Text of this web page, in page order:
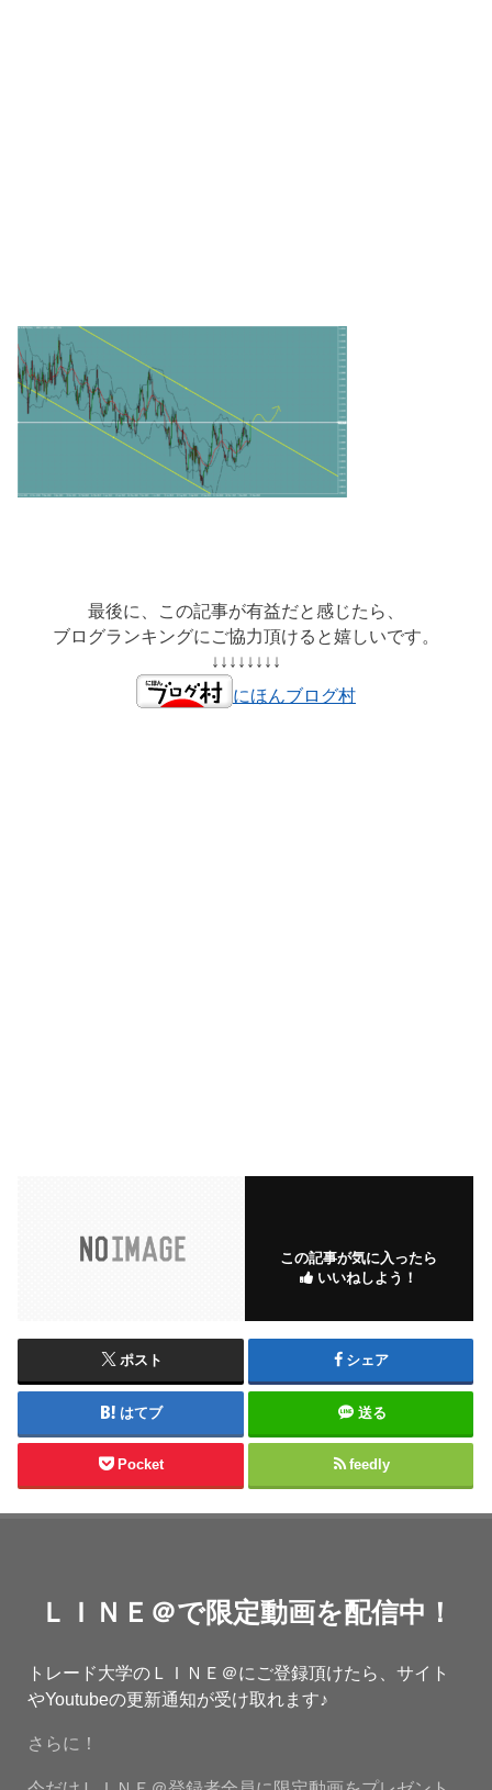
最後に、この記事が有益だと感じたら、
ブログランキングにご協力頂けると嬉しいです。
↓↓↓↓↓↓↓↓
にほんブログ村
この記事が気に入ったら
いいねしよう！
ポスト シェア
はてブ 送る
Pocket feedly
ＬＩＮＥ＠で限定動画を配信中！
トレード大学のＬＩＮＥ＠にご登録頂けたら、サイト
やYoutubeの更新通知が受け取れます♪
さらに！